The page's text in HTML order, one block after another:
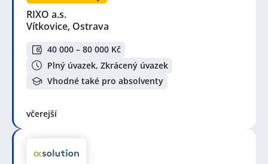
RIXO a.s.
Vítkovice, Ostrava
40 000 – 80 000 Kč
Plný úvazek, Zkrácený úvazek
Vhodné také pro absolventy
včerejší